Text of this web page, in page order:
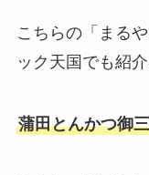
こちらの「まる
ック天国でも紹
蒲田とんかつ御